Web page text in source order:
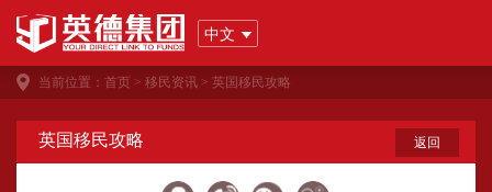
中文
当前位置： 首页 > 移民资讯 > 英国移民攻略
英国移民攻略 返回